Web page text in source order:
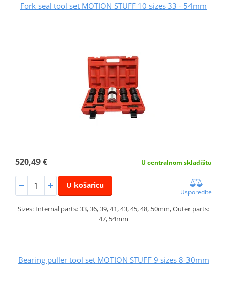
Fork seal tool set MOTION STUFF 10 sizes 33 - 54mm
520,49 € U centralnom skladištu
U košaricu
Usporedite
Sizes: Internal parts: 33, 36, 39, 41, 43, 45, 48, 50mm, Outer parts:
47, 54mm
Bearing puller tool set MOTION STUFF 9 sizes 8-30mm